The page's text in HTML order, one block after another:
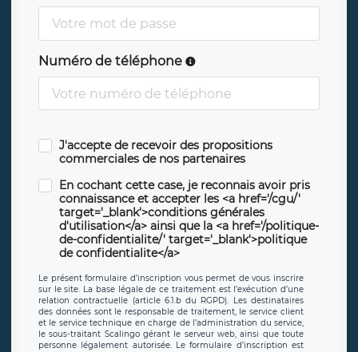
Numéro de téléphone
J'accepte de recevoir des propositions
commerciales de nos partenaires
En cochant cette case, je reconnais avoir pris
connaissance et accepter les <a href='/cgu/'
target='_blank'>conditions générales
d'utilisation</a> ainsi que la <a href='/politique-
de-confidentialite/' target='_blank'>politique
de confidentialite</a>
Le présent formulaire d’inscription vous permet de vous inscrire
sur le site. La base légale de ce traitement est l’exécution d’une
relation contractuelle (article 6.1.b du RGPD). Les destinataires
des données sont le responsable de traitement, le service client
et le service technique en charge de l’administration du service,
le sous-traitant Scalingo gérant le serveur web, ainsi que toute
personne légalement autorisée. Le formulaire d’inscription est